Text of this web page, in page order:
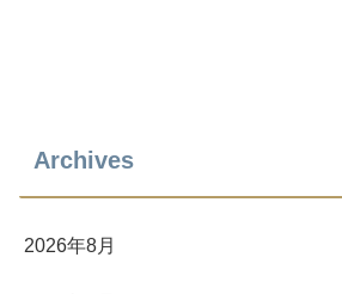
Archives
2026年8月